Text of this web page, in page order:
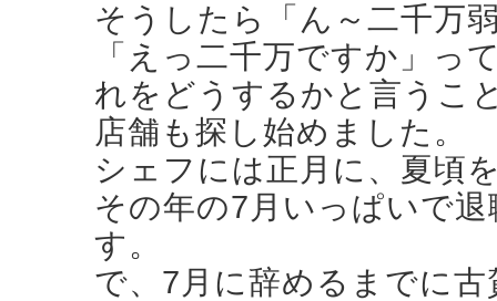
そうしたら「ん～二千万
「えっ二千万ですか」っ
れをどうするかと言うこ
店舗も探し始めました。
シェフには正月に、夏頃
その年の7月いっぱいで
す。
で、7月に辞めるまでに